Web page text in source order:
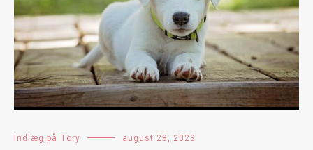
Indlæg på Tory august 28, 2023